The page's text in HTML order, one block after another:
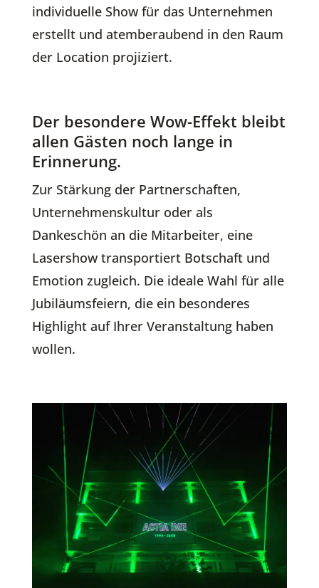
individuelle Show für das Unternehmen
erstellt und atemberaubend in den Raum
der Location projiziert.
Der besondere Wow-Effekt bleibt
allen Gästen noch lange in
Erinnerung.
Zur Stärkung der Partnerschaften,
Unternehmenskultur oder als
Dankeschön an die Mitarbeiter, eine
Lasershow transportiert Botschaft und
Emotion zugleich. Die ideale Wahl für alle
Jubiläumsfeiern, die ein besonderes
Highlight auf Ihrer Veranstaltung haben
wollen.